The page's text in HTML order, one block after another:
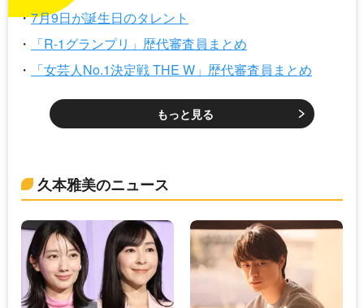
7月9日が誕生日のタレント
「R-1グランプリ」歴代審査員まとめ
「女芸人No.1決定戦 THE W」歴代審査員まとめ
もっと見る
久本雅美のニュース